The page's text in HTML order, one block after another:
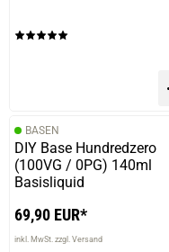
BASEN
DIY Base Hundredzero
(100VG / 0PG) 140ml
Basisliquid
69,90 EUR*
inkl. MwSt. zzgl. Versand